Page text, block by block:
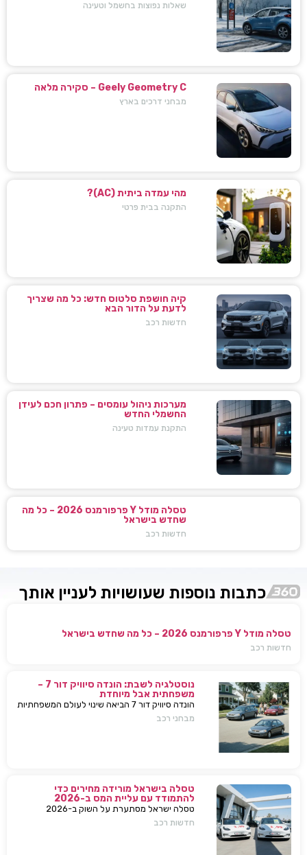
שאלות נפוצות בחשמל וטעינה
Geely Geometry C – סקירה מלאה
מבחני דרכים בארץ
מהי עמדה ביתית (AC)?
התקנה בבית פרטי
קיה חושפת סלטוס חדש: כל מה שצריך
לדעת על הדור הבא
חדשות רכב
מערכות ניהול עומסים – פתרון חכם לעידן
החשמלי החדש
התקנת עמדות טעינה
טסלה מודל Y פרפורמנס 2026 – כל מה
שחדש בישראל
חדשות רכב
כתבות נוספות שעושויות לעניין אותך
טסלה מודל Y פרפורמנס 2026 – כל מה שחדש בישראל
חדשות רכב
נוסטלגיה לשבת: הונדה סיוויק דור 7 –
משפחתית אבל מיוחדת
הונדה סיוויק דור 7 הביאה שינוי לעולם המשפחתיות
בישראל — כל מה שחשוב לדעת, מפרטים ועד
מבחני רכב
טסלה בישראל מורידה מחירים כדי
להתמודד עם עליית המס ב-2026
טסלה ישראל מסתערת על השוק ב-2026
ומבצעת הפחתות מחירים של עשרות אלפי שקלים
חדשות רכב